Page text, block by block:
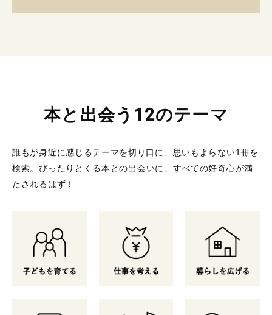
本と出会う12のテーマ
誰もが身近に感じるテーマを切り口に、思いもよらない1冊を
検索。 ぴったりとくる本との出会いに、すべての好奇心が満
たされるはず！